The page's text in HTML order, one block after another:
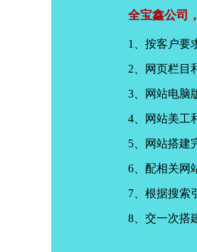
全宝鑫公司
1、按客户要
2、网页栏目
3、网站电脑
4、网站美工
5、网站搭建
6、配相关网
7、根据搜索
8、交一次搭